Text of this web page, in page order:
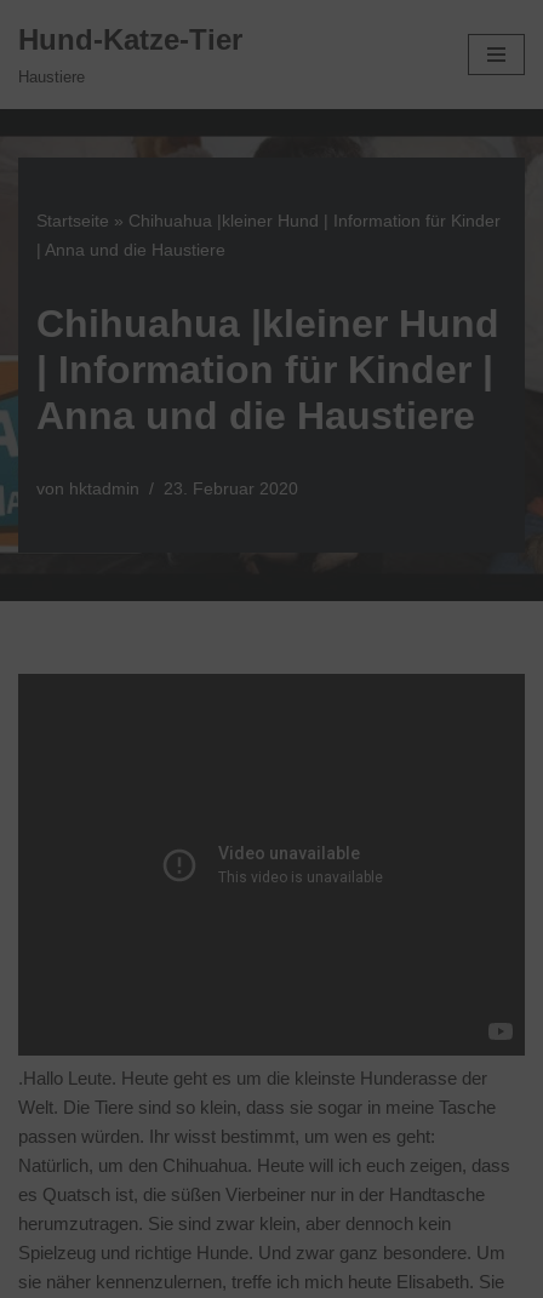
Hund-Katze-Tier
Haustiere
Startseite » Chihuahua |kleiner Hund | Information für Kinder
| Anna und die Haustiere
Chihuahua |kleiner Hund
| Information für Kinder |
Anna und die Haustiere
von hktadmin 23. Februar 2020
.Hallo Leute. Heute geht es um die kleinste Hunderasse der
Welt. Die Tiere sind so klein, dass sie sogar in meine Tasche
passen würden. Ihr wisst bestimmt, um wen es geht:
Natürlich, um den Chihuahua. Heute will ich euch zeigen, dass
es Quatsch ist, die süßen Vierbeiner nur in der Handtasche
herumzutragen. Sie sind zwar klein, aber dennoch kein
Spielzeug und richtige Hunde. Und zwar ganz besondere. Um
sie näher kennenzulernen, treffe ich mich heute Elisabeth. Sie